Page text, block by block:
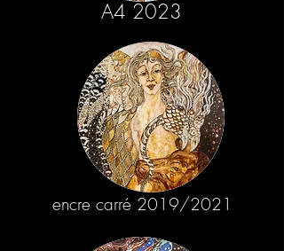
A4 2023
encre carré 2019/2021